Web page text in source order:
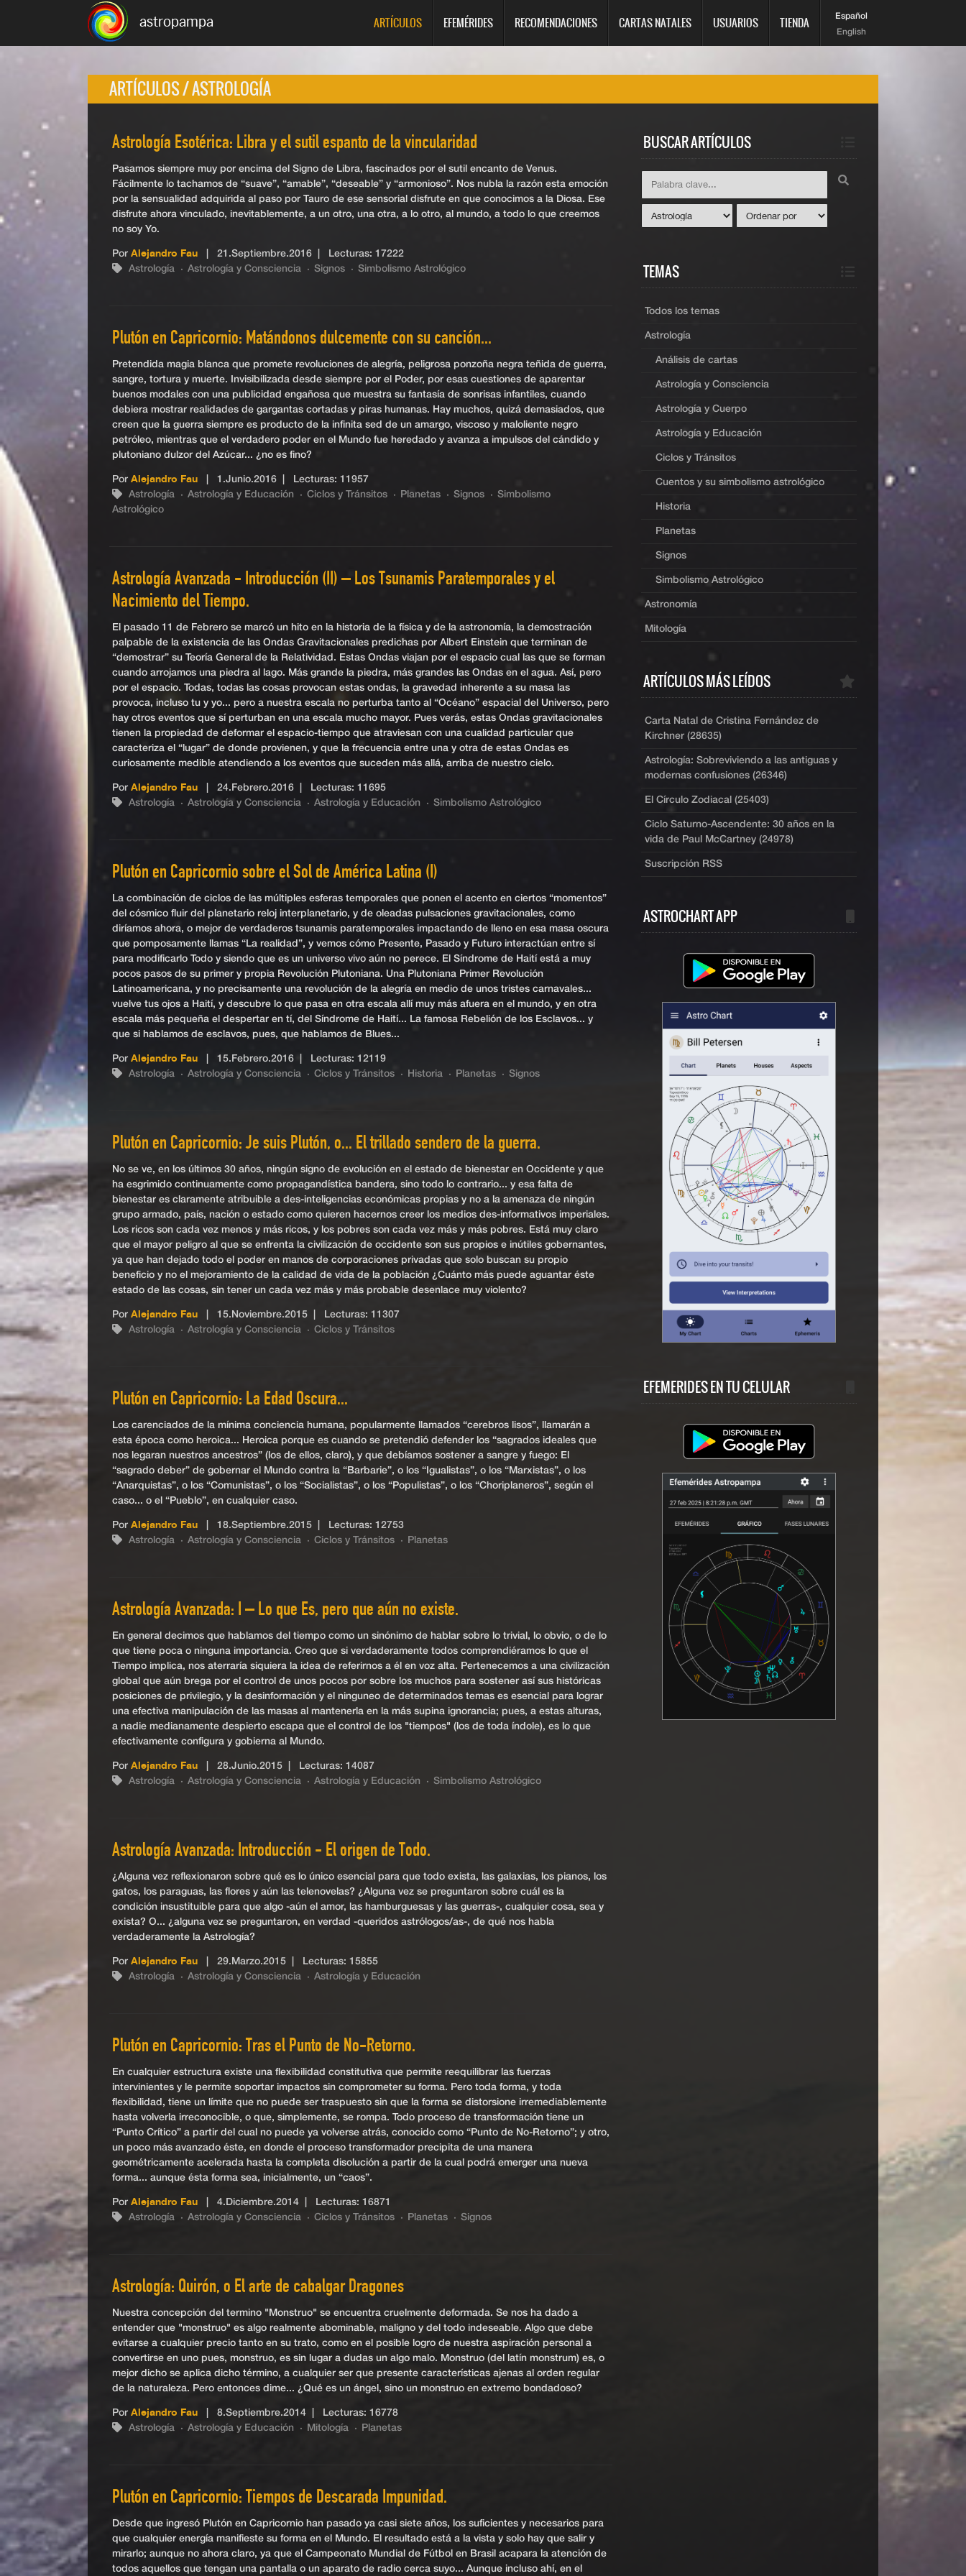
astropampa
Español
English
ARTÍCULOS EFEMÉRIDES RECOMENDACIONES CARTAS NATALES USUARIOS TIENDA
ARTÍCULOS / ASTROLOGÍA
Astrología Esotérica: Libra y el sutil espanto de la vincularidad
Pasamos siempre muy por encima del Signo de Libra, fascinados por el sutil encanto de Venus.
Fácilmente lo tachamos de “suave”, “amable”, “deseable” y “armonioso”. Nos nubla la razón esta emoción
por la sensualidad adquirida al paso por Tauro de ese sensorial disfrute en que conocimos a la Diosa. Ese
disfrute ahora vinculado, inevitablemente, a un otro, una otra, a lo otro, al mundo, a todo lo que creemos
no soy Yo.
Por Alejandro Fau 21.Septiembre.2016 | Lecturas: 17222
Astrología
Astrología y Consciencia Signos Simbolismo Astrológico
Plutón en Capricornio: Matándonos dulcemente con su canción...
Pretendida magia blanca que promete revoluciones de alegría, peligrosa ponzoña negra teñida de guerra,
sangre, tortura y muerte. Invisibilizada desde siempre por el Poder, por esas cuestiones de aparentar
buenos modales con una publicidad engañosa que muestra su fantasía de sonrisas infantiles, cuando
debiera mostrar realidades de gargantas cortadas y piras humanas. Hay muchos, quizá demasiados, que
creen que la guerra siempre es producto de la infinita sed de un amargo, viscoso y maloliente negro
petróleo, mientras que el verdadero poder en el Mundo fue heredado y avanza a impulsos del cándido y
plutoniano dulzor del Azúcar... ¿no es fino?
Por Alejandro Fau 1.Junio.2016 | Lecturas: 11957
Astrología
Astrología y Educación Ciclos y Tránsitos Planetas Signos
Simbolismo
Astrológico
Astrología Avanzada - Introducción (II) – Los Tsunamis Paratemporales y el
Nacimiento del Tiempo.
El pasado 11 de Febrero se marcó un hito en la historia de la física y de la astronomía, la demostración
palpable de la existencia de las Ondas Gravitacionales predichas por Albert Einstein que terminan de
“demostrar” su Teoría General de la Relatividad. Estas Ondas viajan por el espacio cual las que se forman
cuando arrojamos una piedra al lago. Más grande la piedra, más grandes las Ondas en el agua. Así, pero
por el espacio. Todas, todas las cosas provocan estas ondas, la gravedad inherente a su masa las
provoca, incluso tu y yo... pero a nuestra escala no perturba tanto al “Océano” espacial del Universo, pero
hay otros eventos que sí perturban en una escala mucho mayor. Pues verás, estas Ondas gravitacionales
tienen la propiedad de deformar el espacio-tiempo que atraviesan con una cualidad particular que
caracteriza el “lugar” de donde provienen, y que la frecuencia entre una y otra de estas Ondas es
curiosamente medible atendiendo a los eventos que suceden más allá, arriba de nuestro cielo.
Por Alejandro Fau 24.Febrero.2016 | Lecturas: 11695
Astrología
Astrología y Consciencia Astrología y Educación Simbolismo Astrológico
Plutón en Capricornio sobre el Sol de América Latina (I)
La combinación de ciclos de las múltiples esferas temporales que ponen el acento en ciertos “momentos”
del cósmico fluir del planetario reloj interplanetario, y de oleadas pulsaciones gravitacionales, como
diríamos ahora, o mejor de verdaderos tsunamis paratemporales impactando de lleno en esa masa oscura
que pomposamente llamas “La realidad”, y vemos cómo Presente, Pasado y Futuro interactúan entre sí
para modificarlo Todo y siendo que es un universo vivo aún no perece. El Síndrome de Haití está a muy
pocos pasos de su primer y propia Revolución Plutoniana. Una Plutoniana Primer Revolución
Latinoamericana, y no precisamente una revolución de la alegría en medio de unos tristes carnavales...
vuelve tus ojos a Haití, y descubre lo que pasa en otra escala allí muy más afuera en el mundo, y en otra
escala más pequeña el despertar en tí, del Síndrome de Haití... La famosa Rebelión de los Esclavos... y
que si hablamos de esclavos, pues, que hablamos de Blues...
Por Alejandro Fau 15.Febrero.2016 | Lecturas: 12119
Astrología
Astrología y Consciencia Ciclos y Tránsitos Historia Planetas Signos
Plutón en Capricornio: Je suis Plutón, o... El trillado sendero de la guerra.
No se ve, en los últimos 30 años, ningún signo de evolución en el estado de bienestar en Occidente y que
ha esgrimido continuamente como propagandística bandera, sino todo lo contrario... y esa falta de
bienestar es claramente atribuible a des-inteligencias económicas propias y no a la amenaza de ningún
grupo armado, país, nación o estado como quieren hacernos creer los medios des-informativos imperiales.
Los ricos son cada vez menos y más ricos, y los pobres son cada vez más y más pobres. Está muy claro
que el mayor peligro al que se enfrenta la civilización de occidente son sus propios e inútiles gobernantes,
ya que han dejado todo el poder en manos de corporaciones privadas que solo buscan su propio
beneficio y no el mejoramiento de la calidad de vida de la población ¿Cuánto más puede aguantar éste
estado de las cosas, sin tener un cada vez más y más probable desenlace muy violento?
Por Alejandro Fau 15.Noviembre.2015 | Lecturas: 11307
Astrología
Astrología y Consciencia Ciclos y Tránsitos
Plutón en Capricornio: La Edad Oscura...
Los carenciados de la mínima conciencia humana, popularmente llamados “cerebros lisos”, llamarán a
esta época como heroica... Heroica porque es cuando se pretendió defender los “sagrados ideales que
nos legaran nuestros ancestros” (los de ellos, claro), y que debíamos sostener a sangre y fuego: El
“sagrado deber” de gobernar el Mundo contra la “Barbarie”, o los “Igualistas”, o los “Marxistas”, o los
“Anarquistas”, o los “Comunistas”, o los “Socialistas”, o los “Populistas”, o los “Choriplaneros”, según el
caso... o el “Pueblo”, en cualquier caso.
Por Alejandro Fau 18.Septiembre.2015 | Lecturas: 12753
Astrología
Astrología y Consciencia Ciclos y Tránsitos Planetas
Astrología Avanzada: I – Lo que Es, pero que aún no existe.
En general decimos que hablamos del tiempo como un sinónimo de hablar sobre lo trivial, lo obvio, o de lo
que tiene poca o ninguna importancia. Creo que si verdaderamente todos comprendiéramos lo que el
Tiempo implica, nos aterraría siquiera la idea de referirnos a él en voz alta. Pertenecemos a una civilización
global que aún brega por el control de unos pocos por sobre los muchos para sostener así sus históricas
posiciones de privilegio, y la desinformación y el ninguneo de determinados temas es esencial para lograr
una efectiva manipulación de las masas al mantenerla en la más supina ignorancia; pues, a estas alturas,
a nadie medianamente despierto escapa que el control de los "tiempos" (los de toda índole), es lo que
efectivamente configura y gobierna al Mundo.
Por Alejandro Fau 28.Junio.2015 | Lecturas: 14087
Astrología
Astrología y Consciencia Astrología y Educación Simbolismo Astrológico
Astrología Avanzada: Introducción - El origen de Todo.
¿Alguna vez reflexionaron sobre qué es lo único esencial para que todo exista, las galaxias, los pianos, los
gatos, los paraguas, las flores y aún las telenovelas? ¿Alguna vez se preguntaron sobre cuál es la
condición insustituible para que algo -aún el amor, las hamburguesas y las guerras-, cualquier cosa, sea y
exista? O... ¿alguna vez se preguntaron, en verdad -queridos astrólogos/as-, de qué nos habla
verdaderamente la Astrología?
Por Alejandro Fau 29.Marzo.2015 | Lecturas: 15855
Astrología
Astrología y Consciencia Astrología y Educación
Plutón en Capricornio: Tras el Punto de No-Retorno.
En cualquier estructura existe una flexibilidad constitutiva que permite reequilibrar las fuerzas
intervinientes y le permite soportar impactos sin comprometer su forma. Pero toda forma, y toda
flexibilidad, tiene un límite que no puede ser traspuesto sin que la forma se distorsione irremediablemente
hasta volverla irreconocible, o que, simplemente, se rompa. Todo proceso de transformación tiene un
“Punto Crítico” a partir del cual no puede ya volverse atrás, conocido como “Punto de No-Retorno”; y otro,
un poco más avanzado éste, en donde el proceso transformador precipita de una manera
geométricamente acelerada hasta la completa disolución a partir de la cual podrá emerger una nueva
forma... aunque ésta forma sea, inicialmente, un “caos”.
Por Alejandro Fau 4.Diciembre.2014 | Lecturas: 16871
Astrología
Astrología y Consciencia Ciclos y Tránsitos Planetas Signos
Astrología: Quirón, o El arte de cabalgar Dragones
Nuestra concepción del termino "Monstruo" se encuentra cruelmente deformada. Se nos ha dado a
entender que "monstruo" es algo realmente abominable, maligno y del todo indeseable. Algo que debe
evitarse a cualquier precio tanto en su trato, como en el posible logro de nuestra aspiración personal a
convertirse en uno pues, monstruo, es sin lugar a dudas un algo malo. Monstruo (del latín monstrum) es, o
mejor dicho se aplica dicho término, a cualquier ser que presente características ajenas al orden regular
de la naturaleza. Pero entonces dime... ¿Qué es un ángel, sino un monstruo en extremo bondadoso?
Por Alejandro Fau 8.Septiembre.2014 | Lecturas: 16778
Astrología
Astrología y Educación Mitología Planetas
Plutón en Capricornio: Tiempos de Descarada Impunidad.
Desde que ingresó Plutón en Capricornio han pasado ya casi siete años, los suficientes y necesarios para
que cualquier energía manifieste su forma en el Mundo. El resultado está a la vista y solo hay que salir y
mirarlo; aunque no ahora claro, ya que el Campeonato Mundial de Fútbol en Brasil acapara la atención de
todos aquellos que tengan una pantalla o un aparato de radio cerca suyo... Aunque incluso ahí, en el
BUSCAR ARTÍCULOS
TEMAS
Todos los temas
Astrología
Análisis de cartas
Astrología y Consciencia
Astrología y Cuerpo
Astrología y Educación
Ciclos y Tránsitos
Cuentos y su simbolismo astrológico
Historia
Planetas
Signos
Simbolismo Astrológico
Astronomía
Mitología
ARTÍCULOS MÁS LEÍDOS
Carta Natal de Cristina Fernández de
Kirchner (28635)
Astrología: Sobreviviendo a las antiguas y
modernas confusiones (26346)
El Círculo Zodiacal (25403)
Ciclo Saturno-Ascendente: 30 años en la
vida de Paul McCartney (24978)
Suscripción RSS
ASTROCHART APP
EFEMERIDES EN TU CELULAR